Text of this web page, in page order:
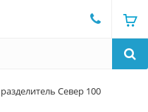
Север 100